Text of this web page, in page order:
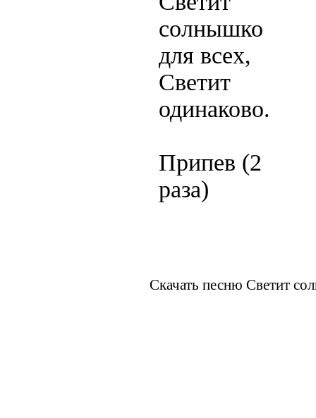
солнышко
для всех,
Светит
одинаково.
Припев (2
раза)
Скачать песню Светит